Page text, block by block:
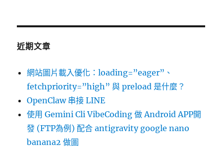
近期文章
網站圖片載入優化：loading=”eager”、
fetchpriority=”high” 與 preload 是什麼？
OpenClaw 串接 LINE
使用 Gemini Cli VibeCoding 做 Android APP開
發 (FTP為例) 配合 antigravity google nano
banana2 做圖